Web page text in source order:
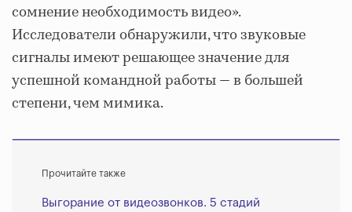
сомнение необходимость видео».
Исследователи обнаружили, что звуковые
сигналы имеют решающее значение для
успешной командной работы — в большей
степени, чем мимика.
Прочитайте также
Выгорание от видеозвонков. 5 стадий